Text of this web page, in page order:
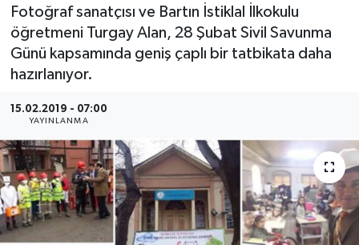
Fotoğraf sanatçısı ve Bartın İstiklal İlkokulu
öğretmeni Turgay Alan, 28 Şubat Sivil Savunma
Günü kapsamında geniş çaplı bir tatbikata daha
hazırlanıyor.
15.02.2019 - 07:00
YAYINLANMA
Medya
Sağlık
Sinema
Sivil Toplum
Siyaset